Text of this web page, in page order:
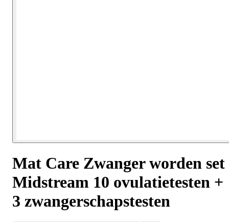
Mat Care Zwanger worden set
Midstream 10 ovulatietesten +
3 zwangerschapstesten